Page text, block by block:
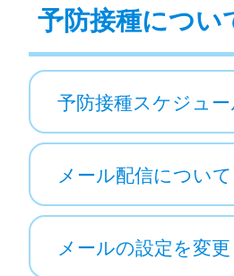
予防接種につい
予防接種スケジュ
メール配信について
メールの設定を変